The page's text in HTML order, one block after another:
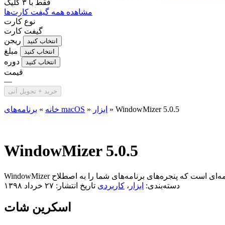
فقط با ۳ کلیک
مشاهده همه گیفت کارت‌ها
نوع کارت
گیفت کارت
ریجن
انتخاب کنید
مبلغ انتخاب کنید
دوره انتخاب کنید
قیمت
—
خرید + تحویل آنی
خانه » برنامه‌های macOS » ابزار » WindowMizer 5.0.5
WindowMizer 5.0.5
دسته‌بندی: ابزار ، کاربردی تاریخ انتشار: ۲۷ خرداد ۱۳۹۸
اسکرین شات